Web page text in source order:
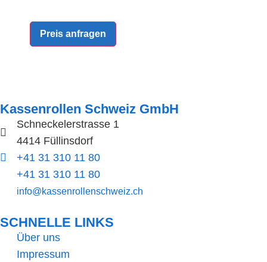
Preis anfragen
Kassenrollen Schweiz GmbH
Schneckelerstrasse 1
4414 Füllinsdorf
+41 31 310 11 80
+41 31 310 11 80
info@kassenrollenschweiz.ch
SCHNELLE LINKS​
Über uns
Impressum